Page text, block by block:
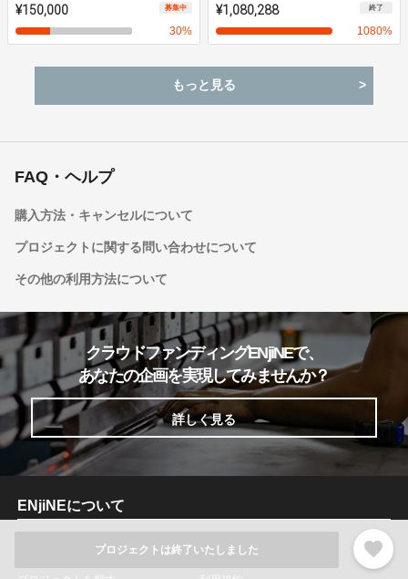
プロジェクトは終了いたしました favorite
¥150,000 募集中
30%
¥1,080,288 終了
1080%
もっと見る
FAQ・ヘルプ
購入方法・キャンセルについて
プロジェクトに関する問い合わせについて
その他の利用方法について
クラウドファンディングENjiNEで、
あなたの企画を実現してみませんか？
詳しく見る
ENjiNEについて
運営会社